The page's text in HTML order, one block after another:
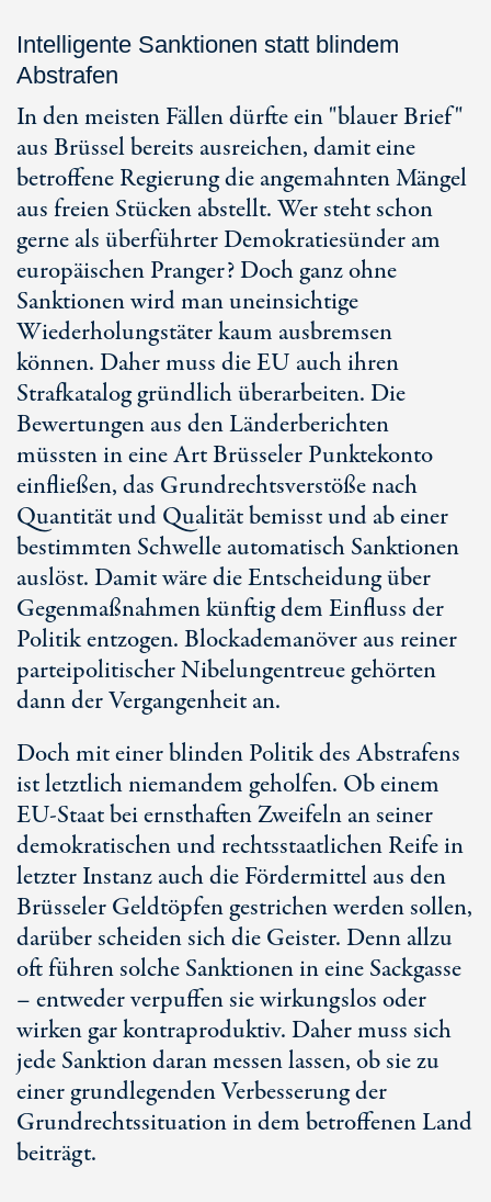
Intelligente Sanktionen statt blindem
Abstrafen
In den meisten Fällen dürfte ein "blauer Brief"
aus Brüssel bereits ausreichen, damit eine
betroffene Regierung die angemahnten Mängel
aus freien Stücken abstellt. Wer steht schon
gerne als überführter Demokratiesünder am
europäischen Pranger? Doch ganz ohne
Sanktionen wird man uneinsichtige
Wiederholungstäter kaum ausbremsen
können. Daher muss die EU auch ihren
Strafkatalog gründlich überarbeiten. Die
Bewertungen aus den Länderberichten
müssten in eine Art Brüsseler Punktekonto
einfließen, das Grundrechtsverstöße nach
Quantität und Qualität bemisst und ab einer
bestimmten Schwelle automatisch Sanktionen
auslöst. Damit wäre die Entscheidung über
Gegenmaßnahmen künftig dem Einfluss der
Politik entzogen. Blockademanöver aus reiner
parteipolitischer Nibelungentreue gehörten
dann der Vergangenheit an.
Doch mit einer blinden Politik des Abstrafens
ist letztlich niemandem geholfen. Ob einem
EU-Staat bei ernsthaften Zweifeln an seiner
demokratischen und rechtsstaatlichen Reife in
letzter Instanz auch die Fördermittel aus den
Brüsseler Geldtöpfen gestrichen werden sollen,
darüber scheiden sich die Geister. Denn allzu
oft führen solche Sanktionen in eine Sackgasse
– entweder verpuffen sie wirkungslos oder
wirken gar kontraproduktiv. Daher muss sich
jede Sanktion daran messen lassen, ob sie zu
einer grundlegenden Verbesserung der
Grundrechtssituation in dem betroffenen Land
beiträgt.